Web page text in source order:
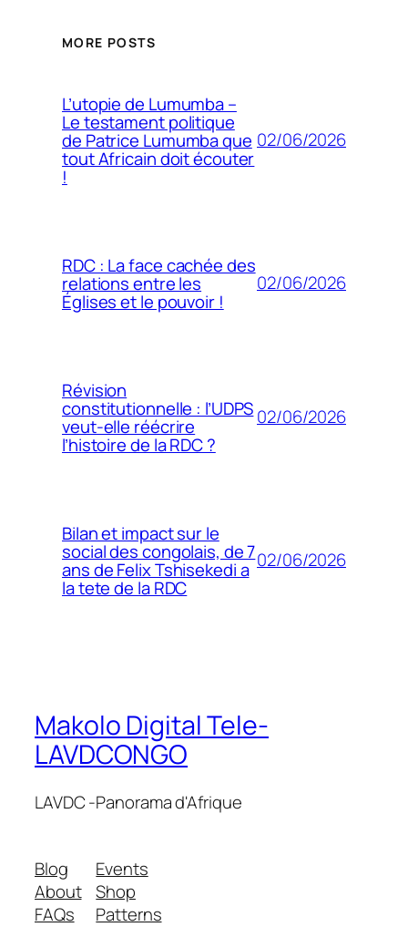
MORE POSTS
L’utopie de Lumumba –
Le testament politique
de Patrice Lumumba que
tout Africain doit écouter
!
02/06/2026
RDC : La face cachée des
relations entre les
Églises et le pouvoir !
02/06/2026
Révision
constitutionnelle : l’UDPS
veut-elle réécrire
l’histoire de la RDC ?
02/06/2026
Bilan et impact sur le
social des congolais, de 7
ans de Felix Tshisekedi a
la tete de la RDC
02/06/2026
Makolo Digital Tele-
LAVDCONGO
LAVDC -Panorama d'Afrique
Blog
About
FAQs
Events
Shop
Patterns